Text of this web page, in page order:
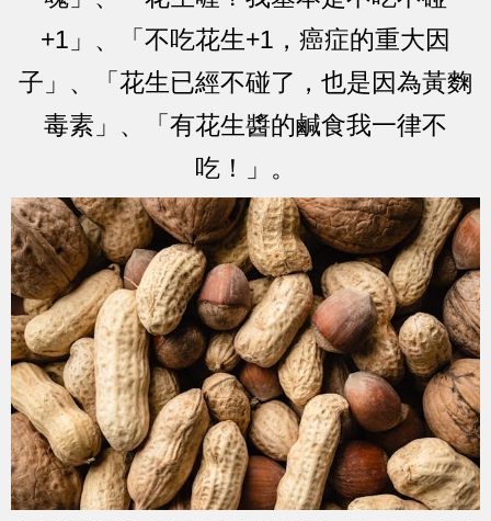
+1」、「不吃花生+1，癌症的重大因
子」、「花生已經不碰了，也是因為黃麴
毒素」、「有花生醬的鹹食我一律不
吃！」。